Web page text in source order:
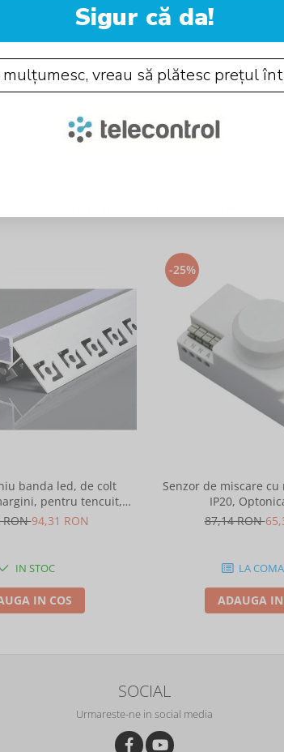
banda led, de colt
pentru tencuit,
gri natur, Optonica
RON94,31 RON
IN STOC
IN COS
-25%
Senzor de miscare cu
IP20,
87,14 RON
LA
ADAUGA IN
SOCIAL
Urmareste-ne in social media
Sigur că da!
vreau să plătesc prețul